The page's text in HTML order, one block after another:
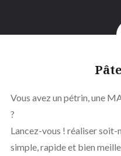
Vous avez un pétrin, une
?
Lancez-vous ! réaliser soit-
simple, rapide et bien